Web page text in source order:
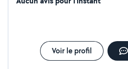
Voir le profil